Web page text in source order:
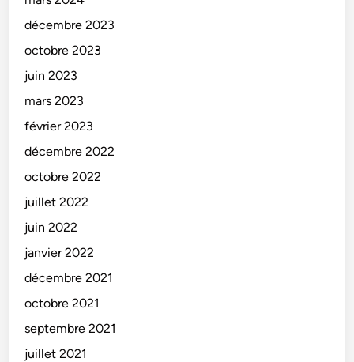
décembre 2023
octobre 2023
juin 2023
mars 2023
février 2023
décembre 2022
octobre 2022
juillet 2022
juin 2022
janvier 2022
décembre 2021
octobre 2021
septembre 2021
juillet 2021